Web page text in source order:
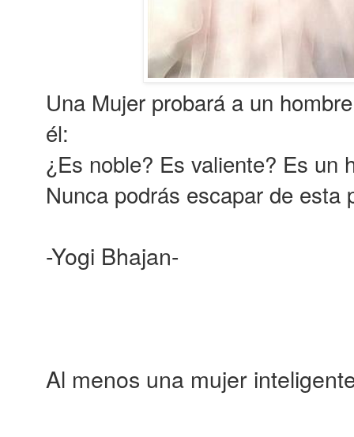
Una Mujer probará a un
él:
¿Es noble? Es valiente? Es un
Nunca podrás escapar de esta
-Yogi Bhajan-
Al menos una mujer